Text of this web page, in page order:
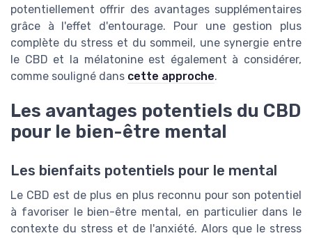
potentiellement offrir des avantages supplémentaires
grâce à l'effet d'entourage. Pour une gestion plus
complète du stress et du sommeil, une synergie entre
le CBD et la mélatonine est également à considérer,
comme souligné dans cette approche.
Les avantages potentiels du CBD
pour le bien-être mental
Les bienfaits potentiels pour le mental
Le CBD est de plus en plus reconnu pour son potentiel
à favoriser le bien-être mental, en particulier dans le
contexte du stress et de l'anxiété. Alors que le stress